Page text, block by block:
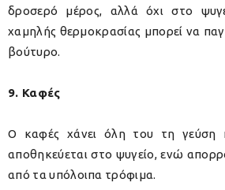
δροσερό μέρος, αλλά όχι στο
χαμηλής θερμοκρασίας μπορεί να
βούτυρο.
9. Καφές
Ο καφές χάνει όλη του τη
αποθηκεύεται στο ψυγείο, ενώ
από τα υπόλοιπα τρόφιμα.